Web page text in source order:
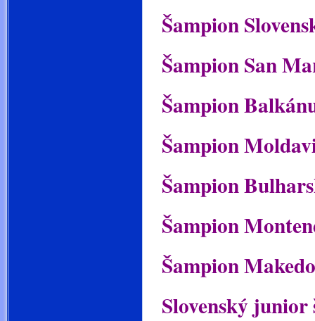
Šampion
Šampion San
Šampion
Šampion
Šampion
Šampion
Šampion
Slovenský junior